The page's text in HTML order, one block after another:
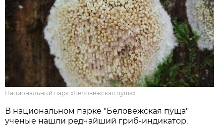
Национальный парк «Беловежская пуща».
В национальном парке "Беловежская пуща"
ученые нашли редчайший гриб-индикатор.